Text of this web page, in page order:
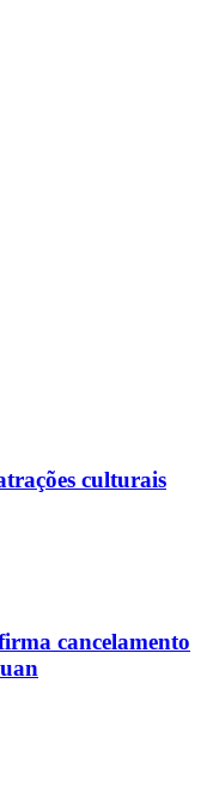
culturais
cancelamento